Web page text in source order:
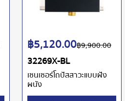
32269X-BL
เซนเซอร์โถปัสสาวะแบบฝัง
ผนัง
฿9,900.00
฿5,120.00